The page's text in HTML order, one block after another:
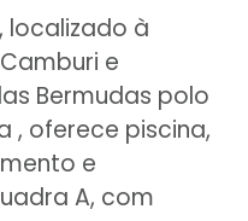
localizado à
e
Bermudas polo
, oferece piscina,
e
A, com